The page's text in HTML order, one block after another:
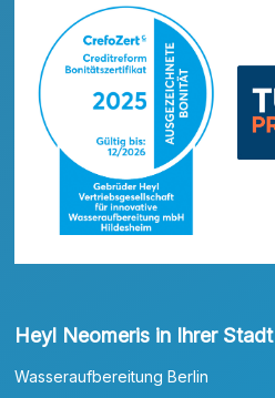
Heyl Neomeris in Ihrer Stadt
Wasseraufbereitung Berlin